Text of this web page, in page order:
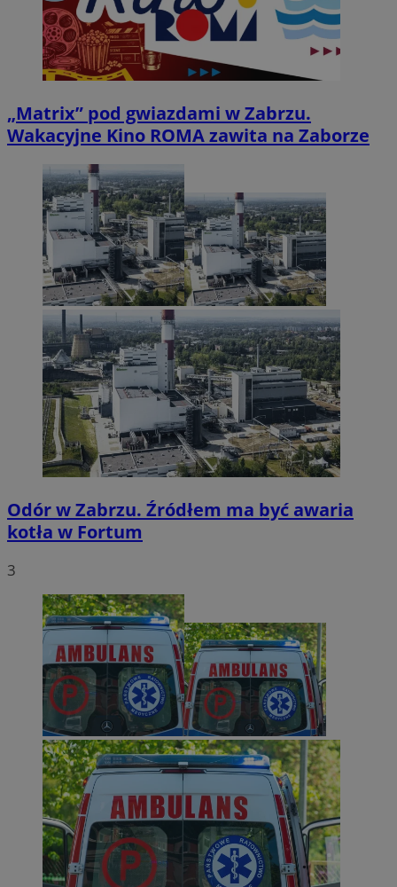
„Matrix” pod gwiazdami w Zabrzu.
Wakacyjne Kino ROMA zawita na Zaborze
Odór w Zabrzu. Źródłem ma być awaria
kotła w Fortum
3